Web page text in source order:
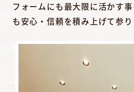
フォームにも最大限に活かす
も安心・信頼を積み上げて参り